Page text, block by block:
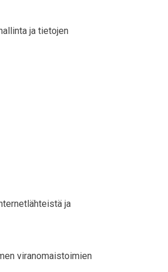
ja tietojen
ja
viranomaistoimien